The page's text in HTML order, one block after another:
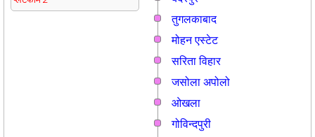
तुगलकाबाद
मोहन एस्टेट
सरिता विहार
जसोला अपोलो
ओखला
गोविन्दपुरी